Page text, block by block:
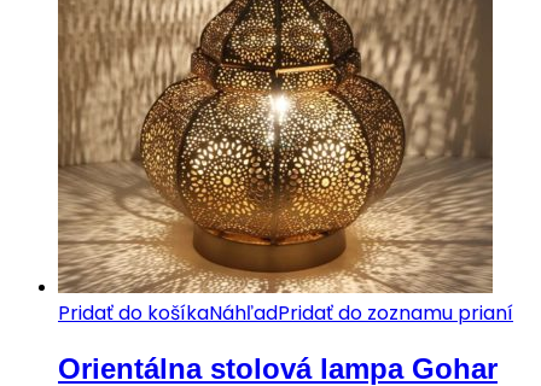
Pridať do košíkaNáhľadPridať do zoznamu prianí
Orientálna stolová lampa Gohar